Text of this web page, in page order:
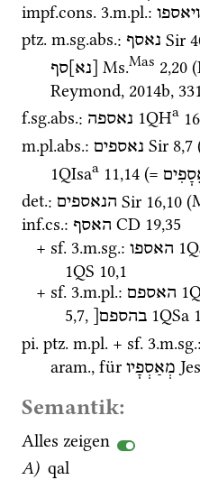
impf.cons. 3.m.pl.: ויאספו
ptz. m.sg.abs.: נאסף Sir
[נא]סף Ms.Mas 2,20 (
Reymond, 2014b,
f.sg.abs.: נאספה 1QHa 16
m.pl.abs.: נאספים Sir 8,7
1QIsaa 11,14 (=
det.: הנאספים Sir 16,10 (
inf.cs.: האסף CD 19,35
+ sf. 3.m.sg.: האספו
1QS 10,1
+ sf. 3.m.pl.: האספם
5,7, בהספם[ 1QSa 1
pi. ptz. m.pl. + sf. 3.m.sg.:
aram., für מְאַסְפָיו Jes
Semantik:
Alles zeigen
A) qal